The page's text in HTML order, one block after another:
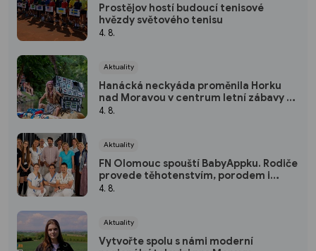
Prostějov hostí budoucí tenisové
hvězdy světového tenisu
4. 8.
Aktuality
Hanácká neckyáda proměnila Horku
nad Moravou v centrum letní zábavy a
vodácké fantazie
4. 8.
Aktuality
FN Olomouc spouští BabyAppku. Rodiče
provede těhotenstvím, porodem i
prvními dny s miminkem
4. 8.
Aktuality
Vytvořte spolu s námi moderní